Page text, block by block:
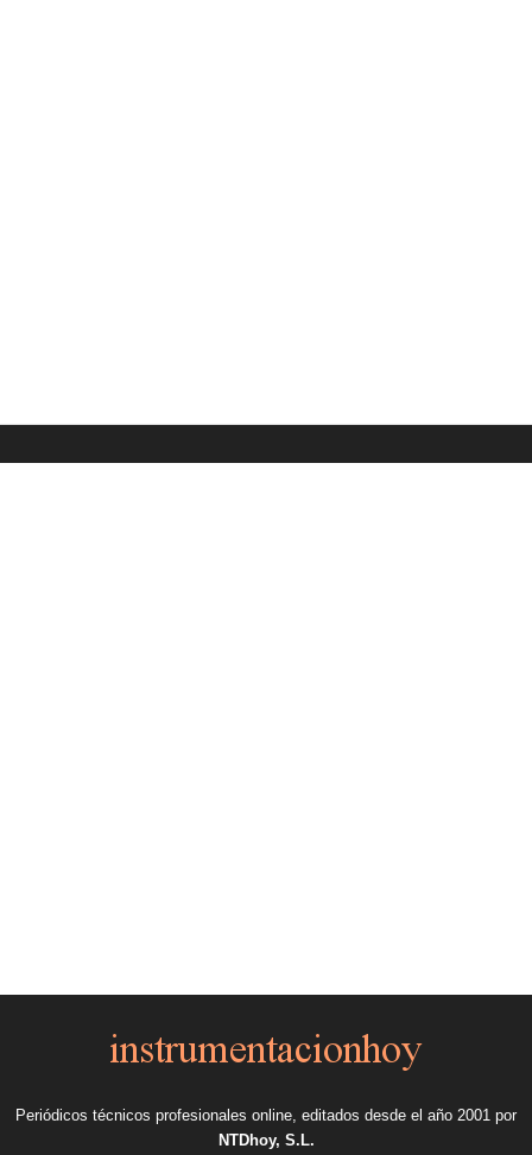
Periódicos técnicos profesionales online, editados desde el año 2001 por
NTDhoy, S.L.